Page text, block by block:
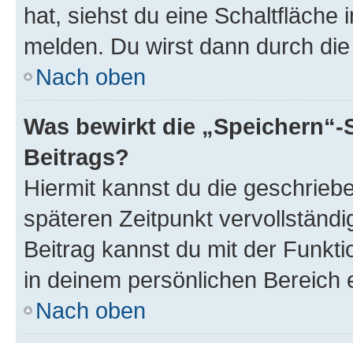
hat, siehst du eine Schaltfläche
melden. Du wirst dann durch
Nach oben
Was bewirkt die
Beitrags?
Hiermit kannst du die
späteren Zeitpunkt
Beitrag kannst du mit der
in deinem persönlichen Bereich
Nach oben